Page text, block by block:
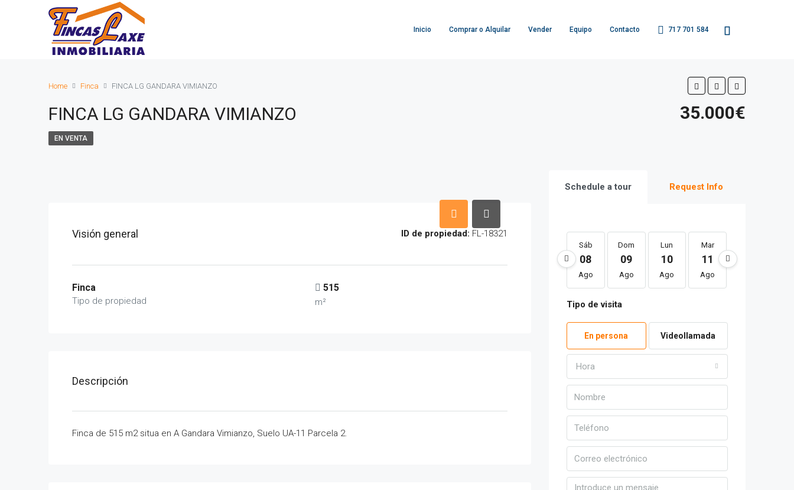
Inicio Comprar o Alquilar Vender Equipo Contacto 717 701 584
Home Finca FINCA LG GANDARA VIMIANZO
FINCA LG GANDARA VIMIANZO 35.000€
EN VENTA
Visión general ID de propiedad: FL-18321
Finca
Tipo de propiedad
515
m²
Descripción
Finca de 515 m2 situa en A Gandara Vimianzo, Suelo UA-11 Parcela 2.
Schedule a tour Request Info
Sáb
08
Ago
Dom
09
Ago
Lun
10
Ago
Mar
11
Ago
Tipo de visita
En persona Videollamada
Hora